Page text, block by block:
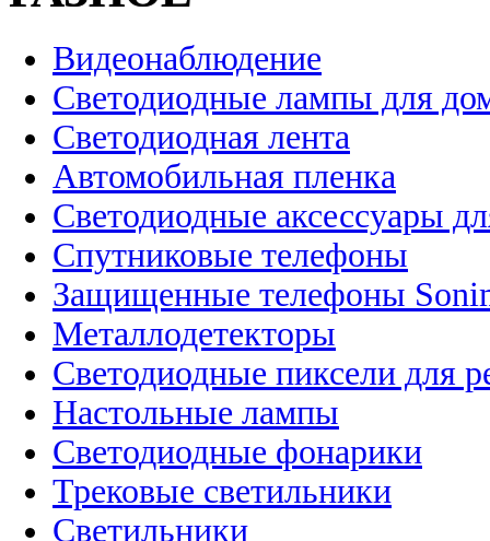
Видеонаблюдение
Светодиодные лампы для
Светодиодная лента
Автомобильная пленка
Светодиодные аксессуары
Спутниковые телефоны
Защищенные телефоны
Металлодетекторы
Светодиодные пиксели для
Настольные лампы
Светодиодные фонарики
Трековые светильники
Светильники